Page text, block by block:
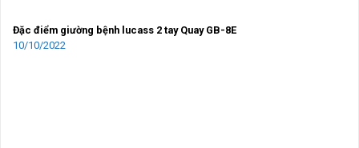
Đặc điểm giường bệnh lucass 2 tay Quay GB-8E
10/10/2022